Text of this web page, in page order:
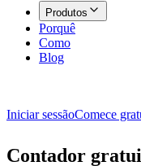
Produtos
Porquê
Como
Blog
Iniciar sessãoComece
Contador